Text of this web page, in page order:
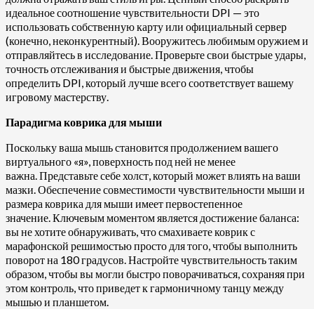
идеальное соотношение чувствительности DPI — это
использовать собственную карту или официальный сервер
(конечно, неконкурентный). Вооружитесь любимым оружием и
отправляйтесь в исследование. Проверьте свои быстрые удары,
точность отслеживания и быстрые движения, чтобы
определить DPI, который лучше всего соответствует вашему
игровому мастерству.
Парадигма коврика для мыши
Поскольку ваша мышь становится продолжением вашего
виртуального «я», поверхность под ней не менее
важна. Представьте себе холст, который может влиять на ваши
мазки. Обеспечение совместимости чувствительности мыши и
размера коврика для мыши имеет первостепенное
значение. Ключевым моментом является достижение баланса:
вы не хотите обнаруживать, что смахиваете коврик с
марафонской решимостью просто для того, чтобы выполнить
поворот на 180 градусов. Настройте чувствительность таким
образом, чтобы вы могли быстро поворачиваться, сохраняя при
этом контроль, что приведет к гармоничному танцу между
мышью и планшетом.